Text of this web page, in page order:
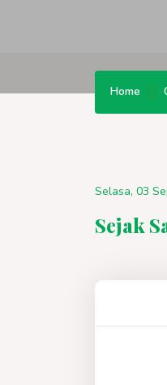
Home
Selasa, 03
Sejak